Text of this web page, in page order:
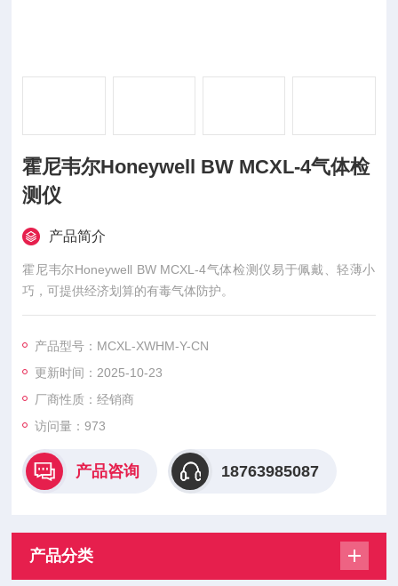
霍尼韦尔Honeywell BW MCXL-4气体检
测仪
产品简介
霍尼韦尔Honeywell BW MCXL-4气体检测仪易于佩戴、轻薄小
巧，可提供经济划算的有毒气体防护。
产品型号：MCXL-XWHM-Y-CN
更新时间：2025-10-23
厂商性质：经销商
访问量：973
产品咨询 18763985087
产品分类